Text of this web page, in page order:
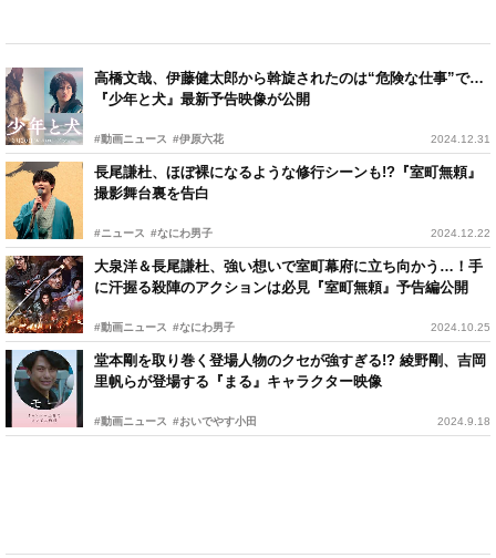
高橋文哉、伊藤健太郎から斡旋されたのは“危険な仕事”で…
『少年と犬』最新予告映像が公開
#動画ニュース #伊原六花 2024.12.31
長尾謙杜、ほぼ裸になるような修行シーンも!?『室町無頼』
撮影舞台裏を告白
#ニュース #なにわ男子 2024.12.22
大泉洋＆長尾謙杜、強い想いで室町幕府に立ち向かう…！手
に汗握る殺陣のアクションは必見『室町無頼』予告編公開
#動画ニュース #なにわ男子 2024.10.25
堂本剛を取り巻く登場人物のクセが強すぎる!? 綾野剛、吉岡
里帆らが登場する『まる』キャラクター映像
#動画ニュース #おいでやす小田 2024.9.18